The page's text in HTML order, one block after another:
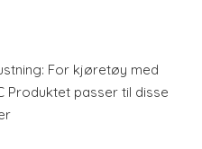
For kjøretøy med
Produktet passer til disse